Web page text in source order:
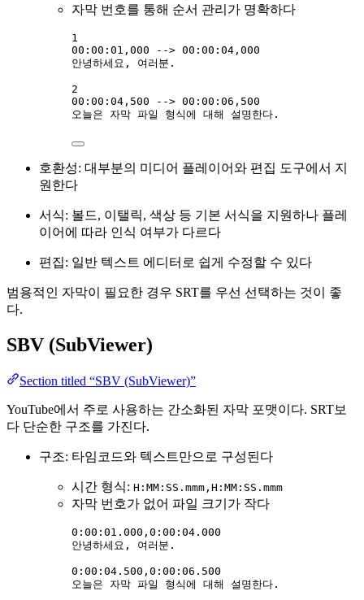
자막 번호를 통해 순서 관리가 명확하다
1
00:00:01,000 --> 00:00:04,000
안녕하세요, 여러분.
2
00:00:04,500 --> 00:00:06,500
오늘은 자막 파일 형식에 대해 설명한다.
호환성: 대부분의 미디어 플레이어와 편집 도구에서 지
원한다
서식: 볼드, 이탤릭, 색상 등 기본 서식을 지원하나 플레
이어에 따라 인식 여부가 다르다
편집: 일반 텍스트 에디터로 쉽게 수정할 수 있다
범용적인 자막이 필요한 경우 SRT를 우선 선택하는 것이 좋
다.
SBV (SubViewer)
Section titled “SBV (SubViewer)”
YouTube에서 주로 사용하는 간소화된 자막 포맷이다. SRT보
다 단순한 구조를 가진다.
구조: 타임코드와 텍스트만으로 구성된다
시간 형식: H:MM:SS.mmm,H:MM:SS.mmm
자막 번호가 없어 파일 크기가 작다
0:00:01.000,0:00:04.000
안녕하세요, 여러분.
0:00:04.500,0:00:06.500
오늘은 자막 파일 형식에 대해 설명한다.